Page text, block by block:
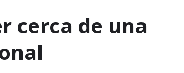
cerca de una